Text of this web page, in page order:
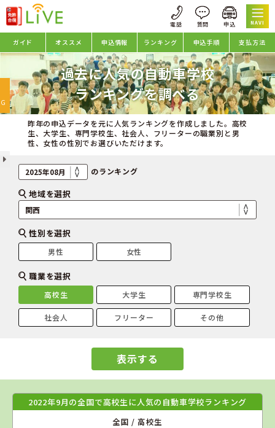
NAVI
ガイド オススメ 申込情報 ランキング 申込手順 支払方法
過去に人気の自動車学校
ランキングを調べる
昨年の申込データを元に人気ランキングを作成しました。高校
生、大学生、専門学校生、社会人、フリーターの職業別と男
性、女性の性別でお選びいただけます。
のランキング
地域を選択
性別を選択
男性 女性
職業を選択
高校生 大学生 専門学校生
社会人 フリーター その他
表示する
2022年9月の全国で高校生に人気の自動車学校ランキング
全国 / 高校生